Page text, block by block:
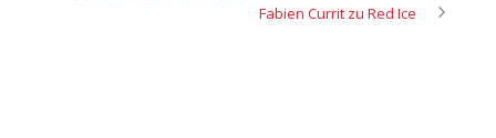
Fabien Currit zu Red Ice